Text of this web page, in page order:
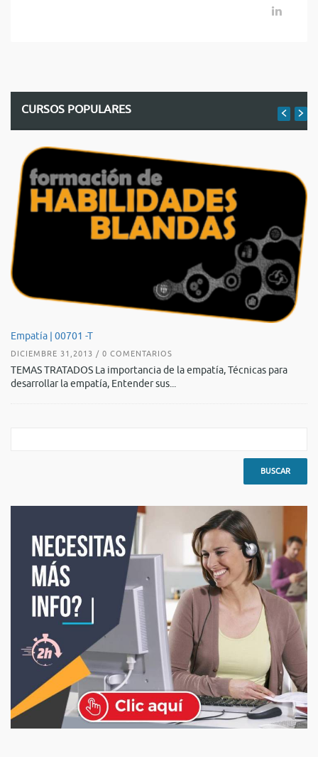
CURSOS POPULARES
Empatía | 00701 -T
DICIEMBRE 31,2013 / 0 COMENTARIOS
TEMAS TRATADOS La importancia de la empatía, Técnicas para
desarrollar la empatía, Entender sus...